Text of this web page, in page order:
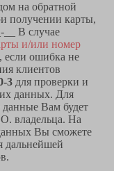
на обратной
получении карты,
__ В случае
и/или номер
если ошибка не
клиентов
3 для проверки и
данных. Для
Вам будет
владельца. На
Вы сможете
дальнейшей